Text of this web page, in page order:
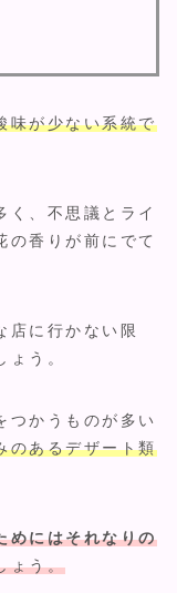
味が少ない系統で
く、不思議とライ
の香りが前にでて
店に行かない限
う。
つかうものが多い
のあるデザート類
めにはそれなりの
ょう。